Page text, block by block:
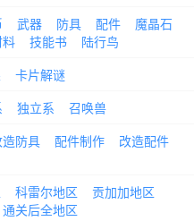
武器 防具 配件
魔晶石
技能书 陆行鸟
卡片解谜
独立系 召唤兽
造防具 配件制作
改造配件
科雷尔地区
贡加加地区
通关后全地区